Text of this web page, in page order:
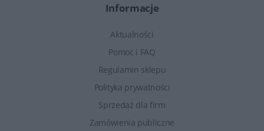
Informacje
Aktualności
Pomoc i FAQ
Regulamin sklepu
Polityka prywatności
Sprzedaż dla firm
Zamówienia publiczne